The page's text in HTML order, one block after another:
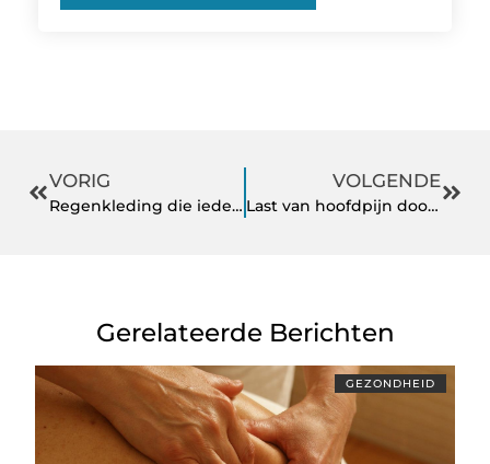
VORIG
Regenkleding die iedereen moet hebben
VOLGENDE
Last van hoofdpijn door stress?
Gerelateerde Berichten
GEZONDHEID